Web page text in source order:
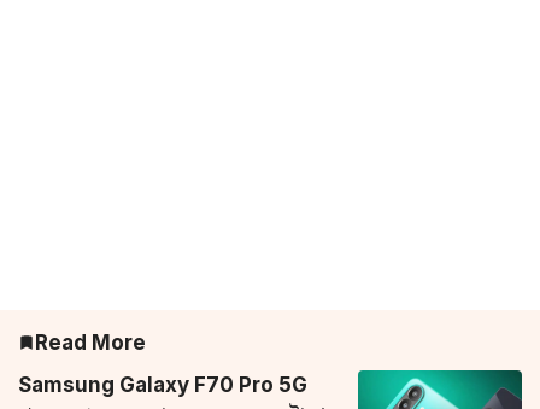
Read More
Samsung Galaxy F70 Pro 5G